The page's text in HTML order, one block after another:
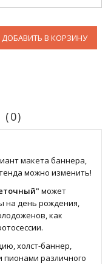
ДОБАВИТЬ В КОРЗИНУ
(0)
макета баннера,
можно изменить!
может
на день рождения,
как
холст-баннер,
различного